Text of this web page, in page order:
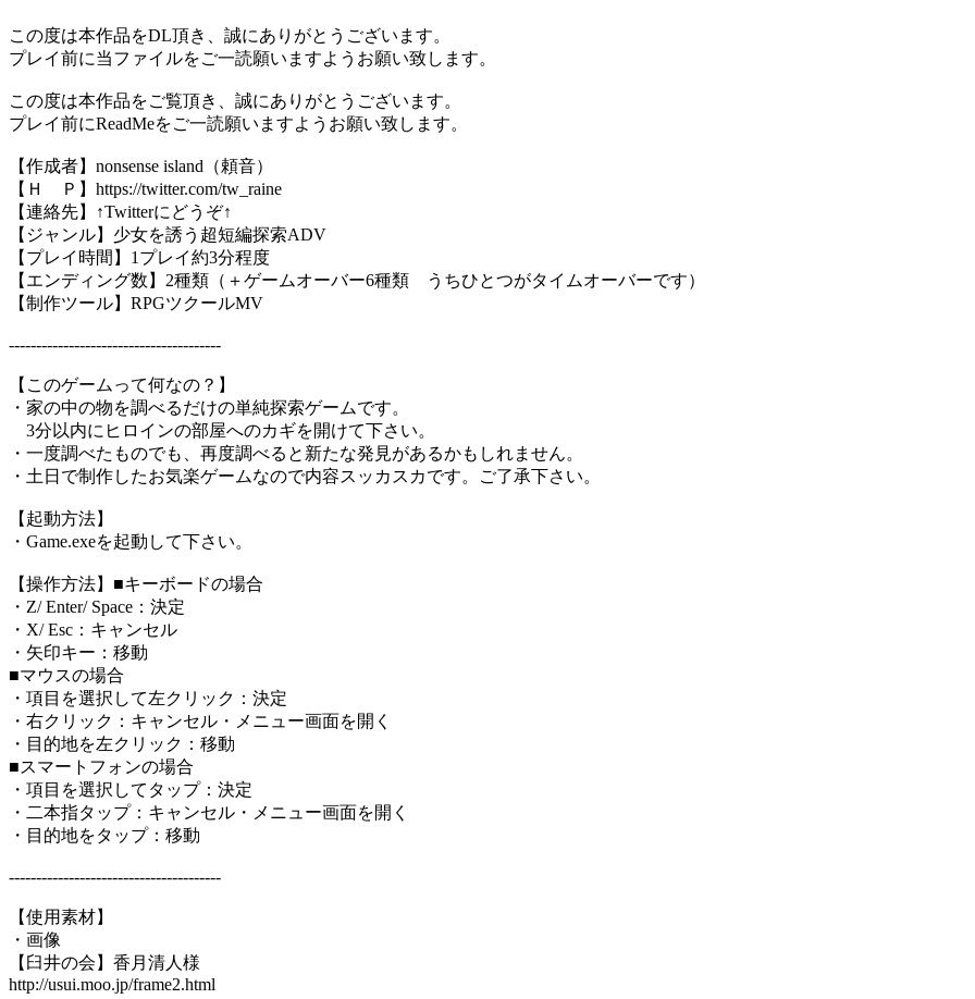
この度は本作品をDL頂き、誠にありがとうございます。
プレイ前に当ファイルをご一読願いますようお願い致します。
この度は本作品をご覧頂き、誠にありがとうございます。
プレイ前にReadMeをご一読願いますようお願い致します。
【作成者】nonsense island（頼音）
【Ｈ Ｐ】https://twitter.com/tw_raine
【連絡先】↑Twitterにどうぞ↑
【ジャンル】少女を誘う超短編探索ADV
【プレイ時間】1プレイ約3分程度
【エンディング数】2種類（＋ゲームオーバー6種類 うちひとつがタイムオーバーです）
【制作ツール】RPGツクールMV
---------------------------------------
【このゲームって何なの？】
・家の中の物を調べるだけの単純探索ゲームです。
3分以内にヒロインの部屋へのカギを開けて下さい。
・一度調べたものでも、再度調べると新たな発見があるかもしれません。
・土日で制作したお気楽ゲームなので内容スッカスカです。ご了承下さい。
【起動方法】
・Game.exeを起動して下さい。
【操作方法】■キーボードの場合
・Z/ Enter/ Space：決定
・X/ Esc：キャンセル
・矢印キー：移動
■マウスの場合
・項目を選択して左クリック：決定
・右クリック：キャンセル・メニュー画面を開く
・目的地を左クリック：移動
■スマートフォンの場合
・項目を選択してタップ：決定
・二本指タップ：キャンセル・メニュー画面を開く
・目的地をタップ：移動
---------------------------------------
【使用素材】
・画像
【臼井の会】香月清人様
http://usui.moo.jp/frame2.html